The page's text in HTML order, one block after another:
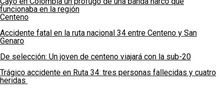
funcionaba en la región
Centeno
Accidente fatal en la ruta nacional 34 entre Centeno y San
Genaro
De selección: Un joven de centeno viajará con la sub-20
Trágico accidente en Ruta 34: tres personas fallecidas y cuatro
heridas